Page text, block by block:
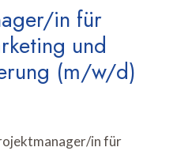
in für
und
(m/w/d)
in für